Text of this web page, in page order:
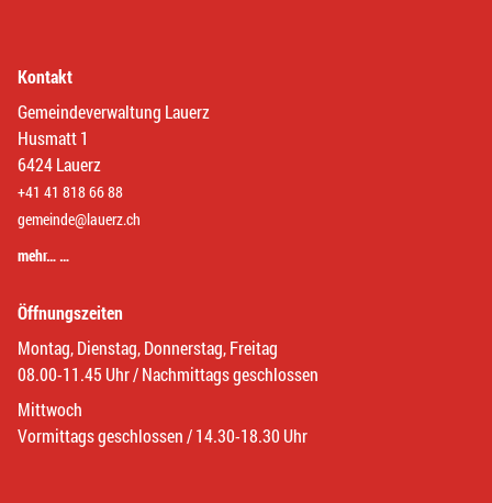
Kontakt
Gemeindeverwaltung Lauerz
Husmatt 1
6424 Lauerz
+41 41 818 66 88
gemeinde@lauerz.ch
mehr… …
Öffnungszeiten
Montag, Dienstag, Donnerstag, Freitag
08.00-11.45 Uhr / Nachmittags geschlossen
Mittwoch
Vormittags geschlossen / 14.30-18.30 Uhr